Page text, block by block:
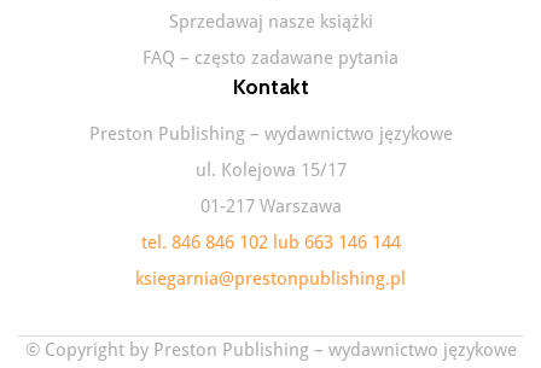
Sprzedawaj nasze książki
FAQ – często zadawane pytania
Kontakt
Preston Publishing – wydawnictwo językowe
ul. Kolejowa 15/17
01-217 Warszawa
tel. 846 846 102 lub 663 146 144
ksiegarnia@prestonpublishing.pl
© Copyright by Preston Publishing – wydawnictwo językowe